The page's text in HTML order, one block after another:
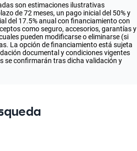
son estimaciones ilustrativas
de 72 meses, un pago inicial del 50% y
del 17.5% anual con financiamiento con
como seguro, accesorios, garantías y
pueden modificarse o eliminarse (si
La opción de financiamiento está sujeta
documental y condiciones vigentes
se confirmarán tras dicha validación y